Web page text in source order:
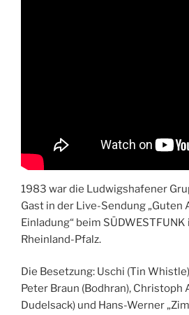
1983 war die Ludwigshafener
Gast in der Live-Sendung „Guten
Einladung“ beim
Rheinland-Pfalz.
Die Besetzung: Uschi (Tin
Peter Braun (Bodhran),
Dudelsack) und Hans-Werner